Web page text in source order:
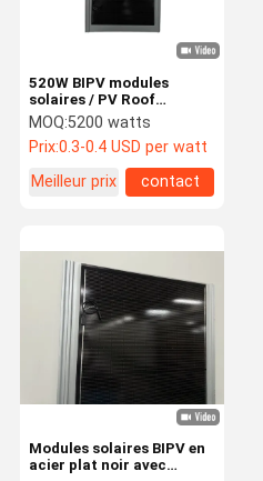
Produits
520W BIPV modules
solaires / PV Roof
Shingles Puissance pour
le mur de rideau de serre
MOQ:5200 watts
Prix:0.3-0.4 USD per watt
Meilleur prix
contact
Modules solaires BIPV en
acier plat noir avec